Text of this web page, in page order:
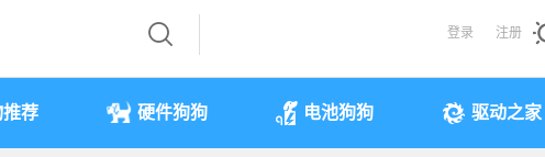
登录 注册
荐 硬件狗狗 电池狗狗 驱动之家